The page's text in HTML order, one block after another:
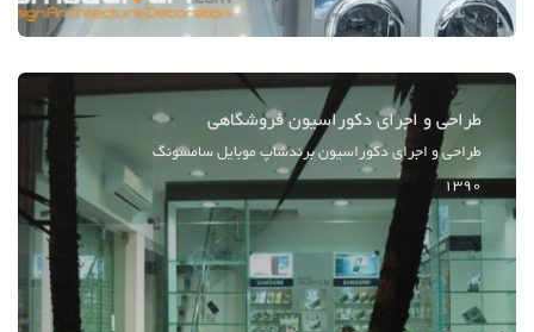
طراحی و اجرای دکوراسیون فروشگاهی
طراحی و اجرای دکوراسیون برندشاپ موبایل سامسونگ
1390